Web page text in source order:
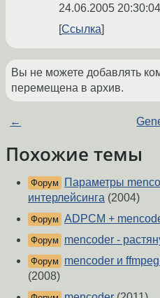
24.06.2005
Ссылка
Вы не можете добавлять
перемещена в архив.
←
Похожие темы
Форум
Параметры
интерлейсинга (2004)
Форум ADPCM +
Форум mencoder -
Форум
mencoder и
(2008)